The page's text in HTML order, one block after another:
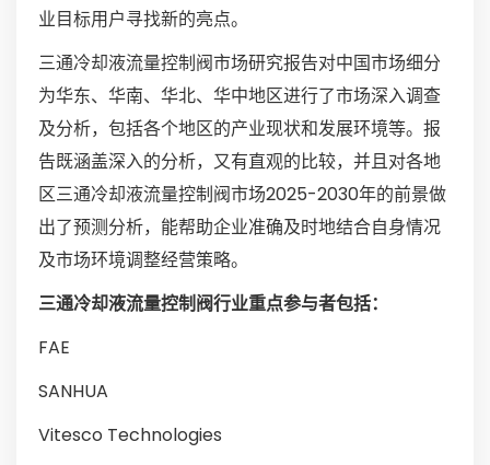
业目标用户寻找新的亮点。
三通冷却液流量控制阀市场研究报告对中国市场细分
为华东、华南、华北、华中地区进行了市场深入调查
及分析，包括各个地区的产业现状和发展环境等。报
告既涵盖深入的分析，又有直观的比较，并且对各地
区三通冷却液流量控制阀市场2025-2030年的前景做
出了预测分析，能帮助企业准确及时地结合自身情况
及市场环境调整经营策略。
三通冷却液流量控制阀行业重点参与者包括：
FAE
SANHUA
Vitesco Technologies